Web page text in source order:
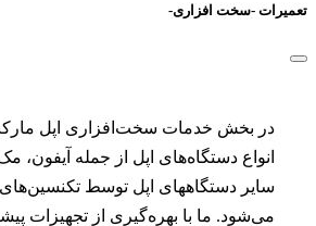
تعمیرات -سخت افزاری-
در بخش خدمات سخت‌افزاری اپل
انواع دستگاه‌های اپل از جمله
سایر دستگاههای اپل توسط
می‌شود. ما با بهره‌گیری از تجهیزات